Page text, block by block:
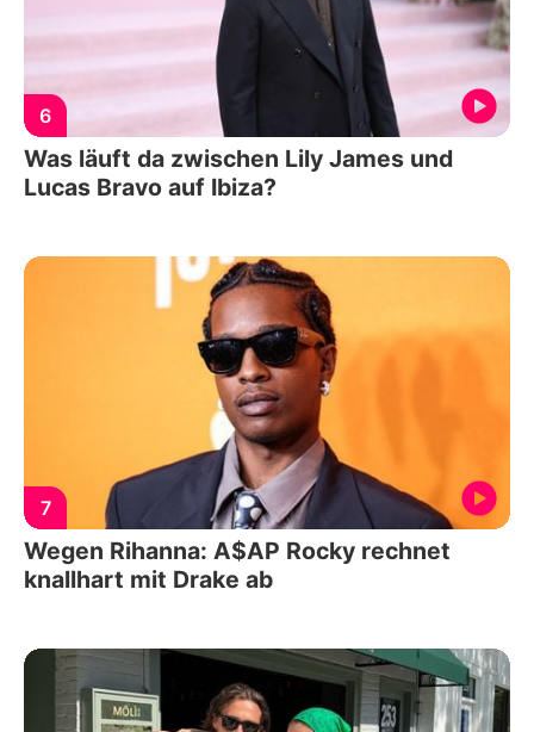
6
Was läuft da zwischen Lily James und
Lucas Bravo auf Ibiza?
7
Wegen Rihanna: A$AP Rocky rechnet
knallhart mit Drake ab